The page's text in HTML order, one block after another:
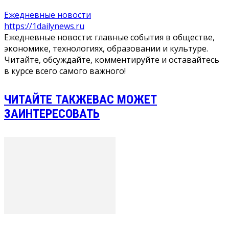
Ежедневные новости
https://1dailynews.ru
Ежедневные новости: главные события в обществе,
экономике, технологиях, образовании и культуре.
Читайте, обсуждайте, комментируйте и оставайтесь
в курсе всего самого важного!
ЧИТАЙТЕ ТАКЖЕВАС МОЖЕТ
ЗАИНТЕРЕСОВАТЬ